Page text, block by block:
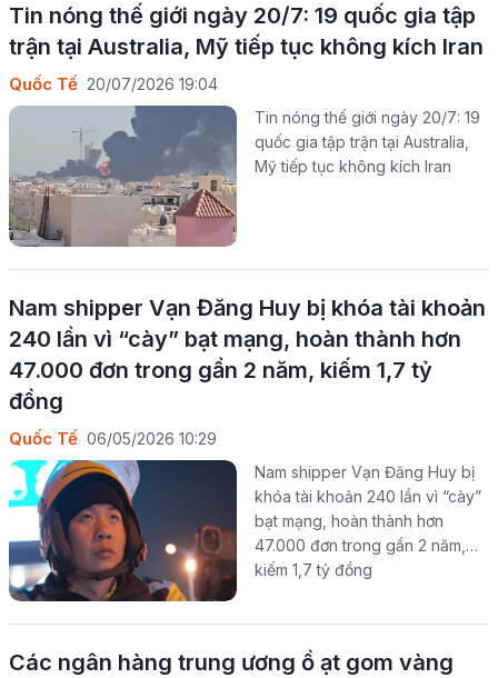
Tin nóng thế giới ngày 20/7: 19 quốc gia tập
trận tại Australia, Mỹ tiếp tục không kích Iran
Quốc Tế 20/07/2026 19:04
Tin nóng thế giới ngày 20/7: 19
quốc gia tập trận tại Australia,
Mỹ tiếp tục không kích Iran
Nam shipper Vạn Đăng Huy bị khóa tài khoản
240 lần vì “cày” bạt mạng, hoàn thành hơn
47.000 đơn trong gần 2 năm, kiếm 1,7 tỷ
đồng
Quốc Tế 06/05/2026 10:29
Nam shipper Vạn Đăng Huy bị
khóa tài khoản 240 lần vì “cày”
bạt mạng, hoàn thành hơn
47.000 đơn trong gần 2 năm,
kiếm 1,7 tỷ đồng
Các ngân hàng trung ương ồ ạt gom vàng